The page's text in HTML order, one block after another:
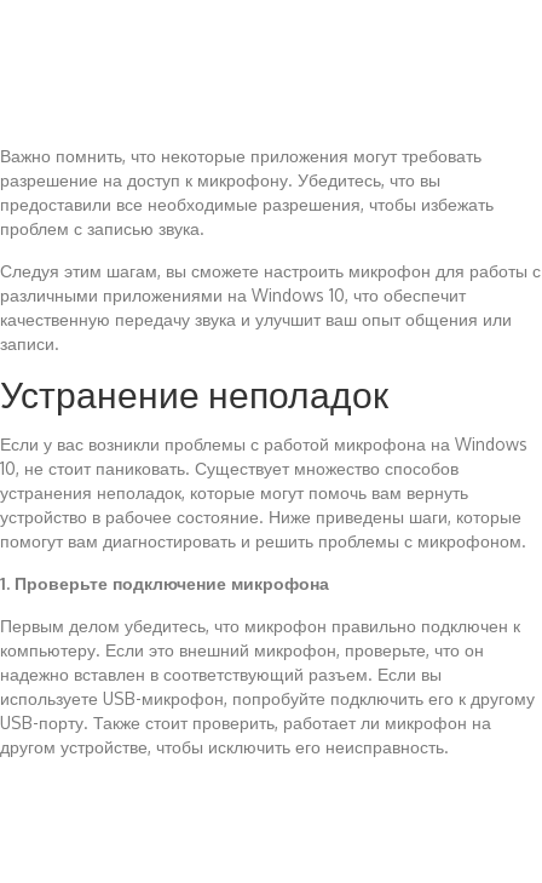
Важно помнить, что некоторые приложения могут требовать
разрешение на доступ к микрофону. Убедитесь, что вы
предоставили все необходимые разрешения, чтобы избежать
проблем с записью звука.
Следуя этим шагам, вы сможете настроить микрофон для работы с
различными приложениями на Windows 10, что обеспечит
качественную передачу звука и улучшит ваш опыт общения или
записи.
Устранение неполадок
Если у вас возникли проблемы с работой микрофона на Windows
10, не стоит паниковать. Существует множество способов
устранения неполадок, которые могут помочь вам вернуть
устройство в рабочее состояние. Ниже приведены шаги, которые
помогут вам диагностировать и решить проблемы с микрофоном.
1. Проверьте подключение микрофона
Первым делом убедитесь, что микрофон правильно подключен к
компьютеру. Если это внешний микрофон, проверьте, что он
надежно вставлен в соответствующий разъем. Если вы
используете USB-микрофон, попробуйте подключить его к другому
USB-порту. Также стоит проверить, работает ли микрофон на
другом устройстве, чтобы исключить его неисправность.